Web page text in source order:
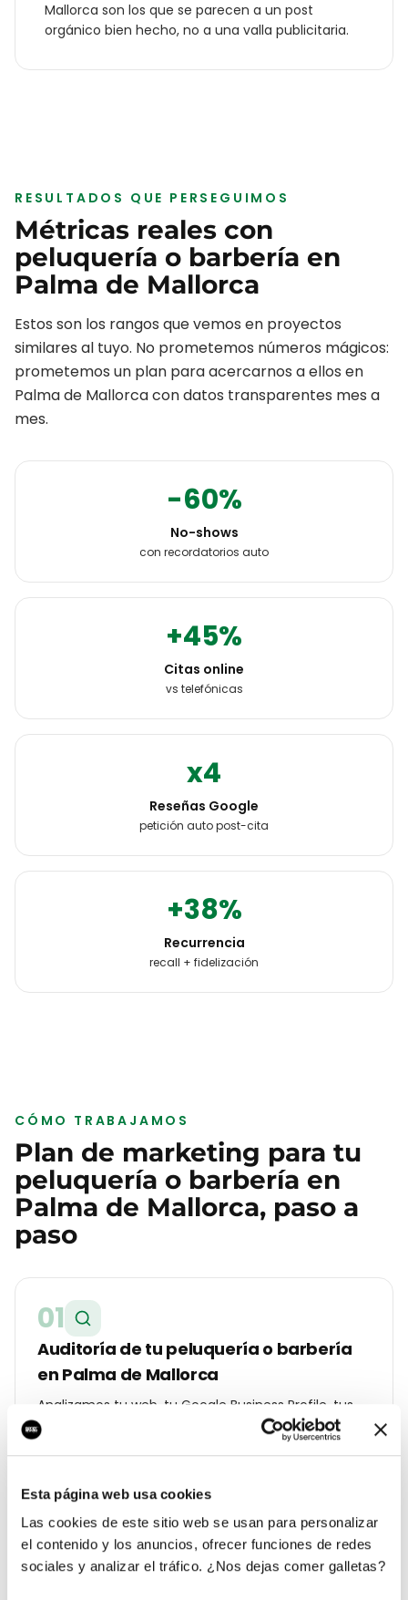
Esta página web usa cookies
Las cookies de este sitio web se usan para personalizar
el contenido y los anuncios, ofrecer funciones de redes
sociales y analizar el tráfico. ¿Nos dejas comer galletas?
Mallorca son los que se parecen a un post
orgánico bien hecho, no a una valla publicitaria.
RESULTADOS QUE PERSEGUIMOS
Métricas reales con
peluquería o barbería en
Palma de Mallorca
Estos son los rangos que vemos en proyectos
similares al tuyo. No prometemos números mágicos:
prometemos un plan para acercarnos a ellos en
Palma de Mallorcacon datos transparentes mes a
mes.
-60%
No-shows
con recordatorios auto
+45%
Citas online
vs telefónicas
x4
Reseñas Google
petición auto post-cita
+38%
Recurrencia
recall + fidelización
CÓMO TRABAJAMOS
Plan de marketing para tu
peluquería o barbería en
Palma de Mallorca, paso a
paso
01
Auditoría de tu peluquería o barbería
en Palma de Mallorca
Analizamos tu web, tu Google Business Profile, tus
reseñas y la competencia real que tienes en
Centro. Te entregamos un diagnóstico con lo que
02